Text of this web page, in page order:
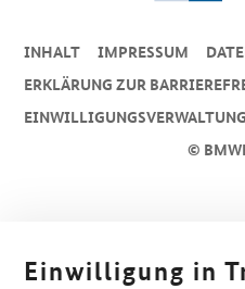
©
INHALT IMPRESSUM
ERKLÄRUNG ZUR
EINWILLIGUNGSVERWALTUNG
Einwilligung in